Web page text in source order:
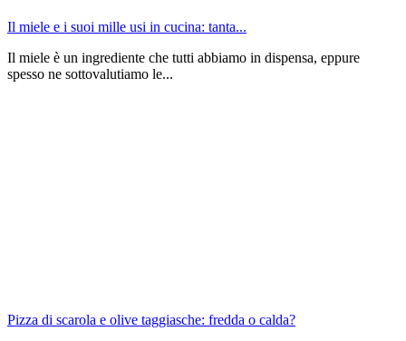
Il miele e i suoi mille usi in cucina: tanta...
Il miele è un ingrediente che tutti abbiamo in dispensa, eppure
spesso ne sottovalutiamo le...
Pizza di scarola e olive taggiasche: fredda o calda?